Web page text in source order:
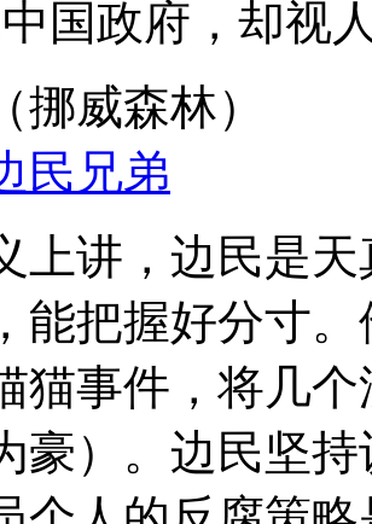
国政府，却视
挪威森林）
民兄弟
上讲，边民是
能把握好分寸
猫事件，将几
豪）。边民坚